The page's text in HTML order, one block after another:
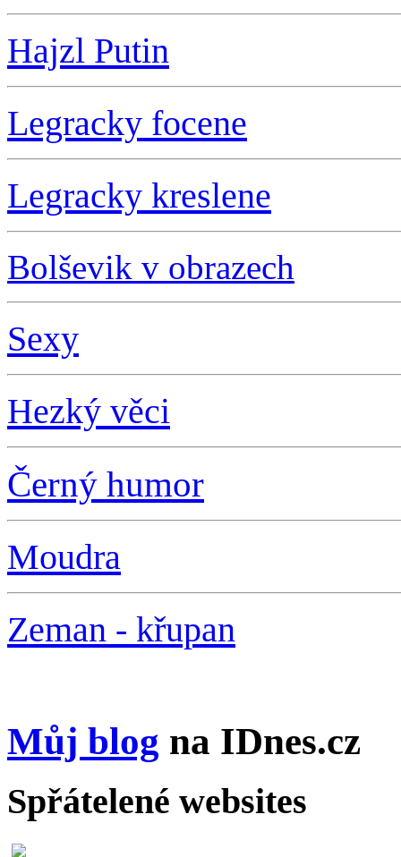
Hajzl Putin
Legracky focene
Legracky kreslene
Bolševik v obrazech
Sexy
Hezký věci
Černý humor
Moudra
Zeman - křupan
Můj blog na IDnes.cz
Spřátelené websites